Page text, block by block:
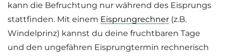
kann die Befruchtung nur während des Eisprungs
stattfinden. Mit einem Eisprungrechner (z.B.
Windelprinz) kannst du deine fruchtbaren Tage
und den ungefähren Eisprungtermin rechnerisch